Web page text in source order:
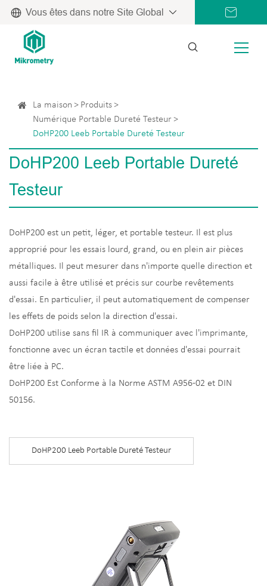
Vous êtes dans notre Site Global
La maison
Produits
Numérique Portable Dureté Testeur
DoHP200 Leeb Portable Dureté Testeur
DoHP200 Leeb Portable Dureté
Testeur
DoHP200 est un petit, léger, et portable testeur. Il est plus
approprié pour les essais lourd, grand, ou en plein air pièces
métalliques. Il peut mesurer dans n'importe quelle direction et
aussi facile à être utilisé et précis sur courbe revêtements
d'essai. En particulier, il peut automatiquement de compenser
les effets de poids selon la direction d'essai.
DoHP200 utilise sans fil IR à communiquer avec l'imprimante,
fonctionne avec un écran tactile et données d'essai pourrait
être liée à PC.
DoHP200 Est Conforme à la Norme ASTM A956-02 et DIN
50156.
DoHP200 Leeb Portable Dureté Testeur